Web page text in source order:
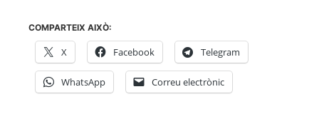
COMPARTEIX AIXÒ:
X Facebook Telegram
WhatsApp Correu electrònic